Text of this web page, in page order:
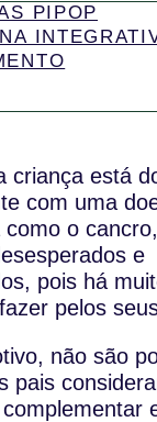
PIPOP
criança está
com uma
como o
e
pois há
pelos
não são
pais